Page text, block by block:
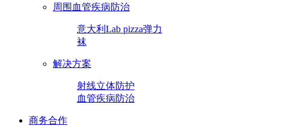
周围血管疾病防治
意大利Lab pizza弹力
袜
解决方案
射线立体防护
血管疾病防治
商务合作